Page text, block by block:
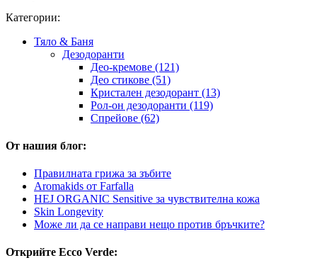
Категории:
Тяло & Баня
Дезодоранти
Део-кремове (121)
Део стикове (51)
Кристален дезодорант (13)
Рол-он дезодоранти (119)
Спрейове (62)
От нашия блог:
Правилната грижа за зъбите
Aromakids от Farfalla
HEJ ORGANIC Sensitive за чувствителна кожа
Skin Longevity
Може ли да се направи нещо против бръчките?
Открийте Ecco Verde: